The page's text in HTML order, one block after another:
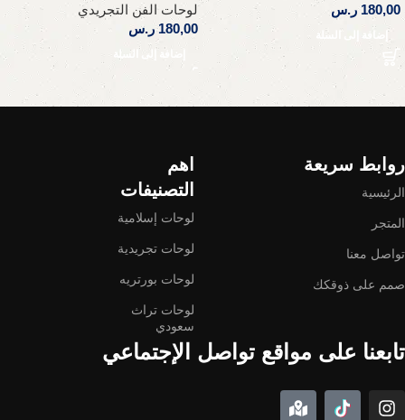
180,00 ر.س
إضافة إلى السلة
لوحات الفن التجريدي
180,00 ر.س
إضافة إلى السلة
Read More
روابط سريعة
الرئيسية
المتجر
تواصل معنا
صمم على ذوقكك
اهم
التصنيفات
لوحات إسلامية
لوحات تجريدية
لوحات بورتريه
لوحات تراث
سعودي
تابعنا على مواقع تواصل الإجتماعي